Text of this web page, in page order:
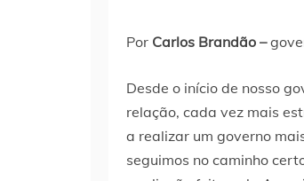
Por Carlos Brandão –
Desde o início de nosso
relação, cada vez mais
a realizar um governo
seguimos no caminho